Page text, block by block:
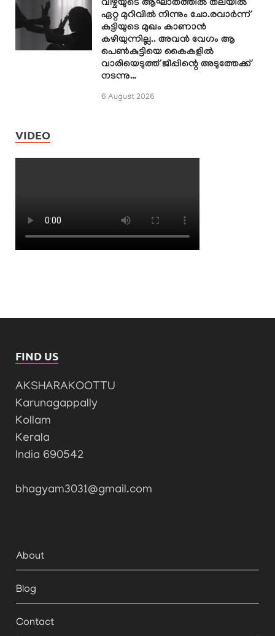
വീഴ്ചയുടെ ആഘാതത്തിൽ തലയിൽ
ഏറ്റ മുറിവിൽ നിന്നും ചോ.രവാർന്ന്
കുട്ടിയുടെ മുഖം കാണാൻ
കഴിയുന്നില്ല.. അവൻ വേഗം ആ
പെൺകുട്ടിയെ കൈകളിൽ
വാരിയെടുത്ത് ജീപ്പിന്റെ അടുത്തേക്ക്
നടന്നു…
6 August 2026
VIDEO
FIND US
AKSHARAKOOTTU
Karunagappally
Kollam
Kerala
India 690542
bhagyam3031@gmail.com
About
Blog
Contact